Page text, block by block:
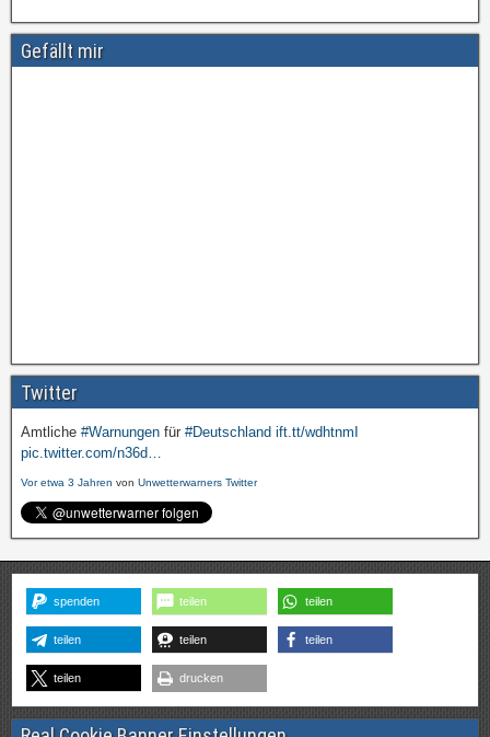
Gefällt mir
Twitter
Amtliche #Warnungen für #Deutschland ift.tt/wdhtnmI
pic.twitter.com/n36d…
Vor etwa 3 Jahren von Unwetterwarners Twitter
spenden teilen teilen
teilen teilen teilen
teilen drucken